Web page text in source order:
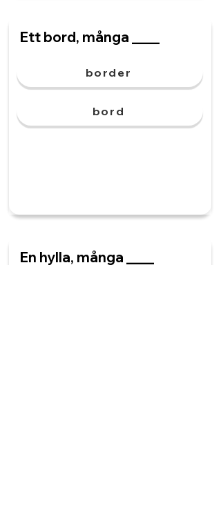
Ett bord, många ____
border
bord
En hylla, många ____